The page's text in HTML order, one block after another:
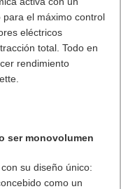
el máximo control
eléctricos
total. Todo en
rendimiento
ser monovolumen
su diseño único:
como un